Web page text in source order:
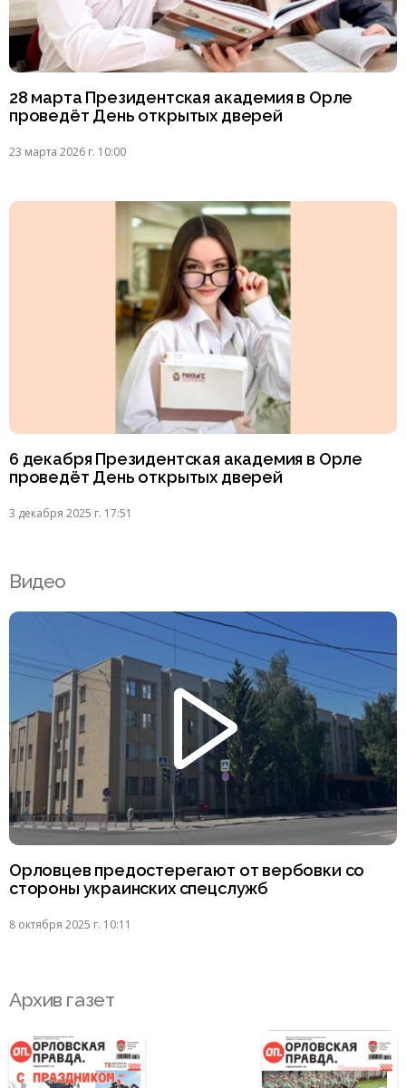
28 марта Президентская академия в Орле
проведёт День открытых дверей
23 марта 2026 г. 10:00
6 декабря Президентская академия в Орле
проведёт День открытых дверей
3 декабря 2025 г. 17:51
Видео
Орловцев предостерегают от вербовки со
стороны украинских спецслужб
8 октября 2025 г. 10:11
Архив газет